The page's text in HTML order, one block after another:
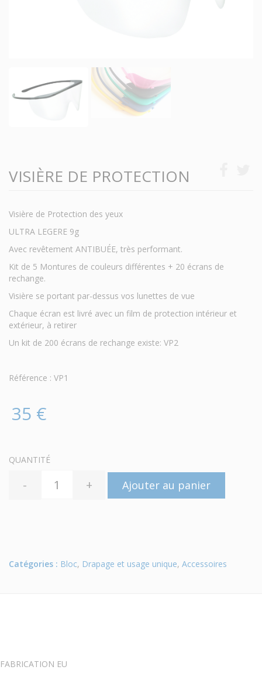
VISIÈRE DE PROTECTION
Visière de Protection des yeux
ULTRA LEGERE 9g
Avec revêtement ANTIBUÉE, très performant.
Kit de 5 Montures de couleurs différentes + 20 écrans de
rechange.
Visière se portant par-dessus vos lunettes de vue
Chaque écran est livré avec un film de protection intérieur et
extérieur, à retirer
Un kit de 200 écrans de rechange existe: VP2
Référence : VP1
35 €
QUANTITÉ
- + Ajouter au panier
Catégories : Bloc, Drapage et usage unique, Accessoires
FABRICATION EU